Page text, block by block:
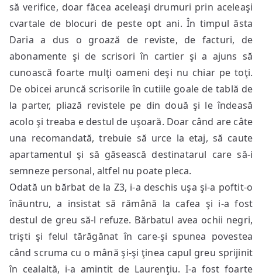
să verifice, doar făcea aceleaşi drumuri prin aceleaşi
cvartale de blocuri de peste opt ani. În timpul ăsta
Daria a dus o groază de reviste, de facturi, de
abonamente şi de scrisori în cartier şi a ajuns să
cunoască foarte mulţi oameni deşi nu chiar pe toţi.
De obicei aruncă scrisorile în cutiile goale de tablă de
la parter, pliază revistele pe din două şi le îndeasă
acolo şi treaba e destul de uşoară. Doar când are câte
una recomandată, trebuie să urce la etaj, să caute
apartamentul şi să găsească destinatarul care să-i
semneze personal, altfel nu poate pleca.
Odată un bărbat de la Z3, i-a deschis uşa şi-a poftit-o
înăuntru, a insistat să rămână la cafea şi i-a fost
destul de greu să-l refuze. Bărbatul avea ochii negri,
trişti şi felul tărăgănat în care-şi spunea povestea
când scruma cu o mână şi-şi ţinea capul greu sprijinit
în cealaltă, i-a amintit de Laurenţiu. I-a fost foarte